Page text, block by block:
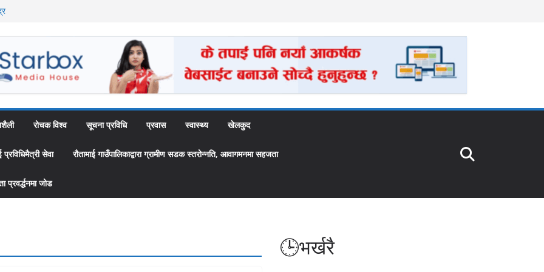
वाटिका’
रोचक विश्व सूचना प्रविधि प्रवास स्वास्थ्य खेलकुद
सेवा रौतामाई गाउँपालिकाद्वारा ग्रामीण सडक स्तरोन्नति, आवागमनमा सहजता
प्रवर्द्धनमा जोड
🕒भर्खरै